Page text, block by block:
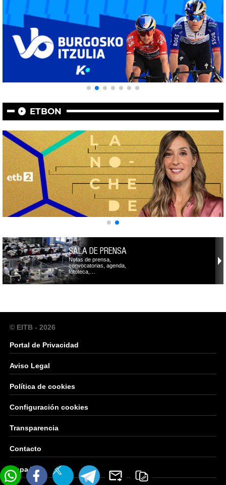
ETBON
SALA DE PRENSA
Notas de prensa,
convocatorias, agenda,
fototeca,…
© EITB - 2026
Portal de Privacidad
Aviso Legal
Política de cookies
Configuración cookies
Transparencia
Contacto
Mapa Web